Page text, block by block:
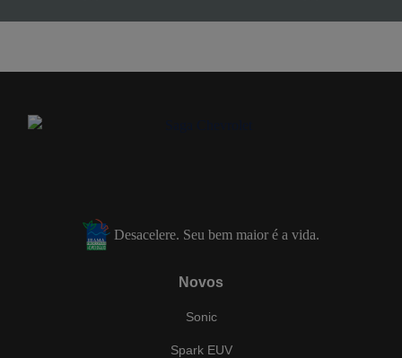
Desacelere. Seu bem maior é a vida.
Novos
Sonic
Spark EUV